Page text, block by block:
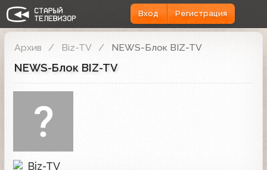
Вход Регистрация
Архив Biz-TV NEWS-Блок BIZ-TV
NEWS-Блок BIZ-TV
Biz-TV